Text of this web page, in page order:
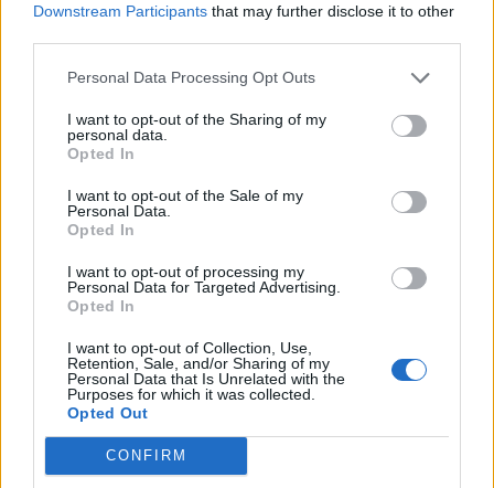
Downstream Participants that may further disclose it to other
Personal Data Processing Opt Outs
I want to opt-out of the Sharing of my
personal data.
Opted In
I want to opt-out of the Sale of my
Personal Data.
Opted In
I want to opt-out of processing my
Personal Data for Targeted Advertising.
Opted In
I want to opt-out of Collection, Use,
Retention, Sale, and/or Sharing of my
Personal Data that Is Unrelated with the
Purposes for which it was collected.
Opted Out
CONFIRM
Στο πρώτο λεπτό ο Μωραΐτης έκανε το 1-0. Στο
58’ ο Μπρατσιώτης από πάσα Κυριαζή το 2-0
και στο 83’ ο Καβαλλάρης με κεφαλιά
διαμόρφωσε το τελικό σκορ. Ο Μωραΐτης
σημάδεψε το δοκάρι στο 35′.
Αγωνίστηκαν οι: Παπασωτήρης, Τρομπούκης,
Κουτσουπιάς, Μποκώρος, Μόκκας (70’ λ.τ.
Βλαχοδημος), Ράδος Κοντούρης, Κυριαζής (83’
Γαλιάτσος), Γιωτόπουλος (61’ Καβαλλάρης),
Μωραΐτης (83’ Μπίζος), Μπρατσιώτης.
ΣΧΟΛΙΑΣΤΕ
ΤΕΛΕΥΤΑΙΑ ΝΕΑ